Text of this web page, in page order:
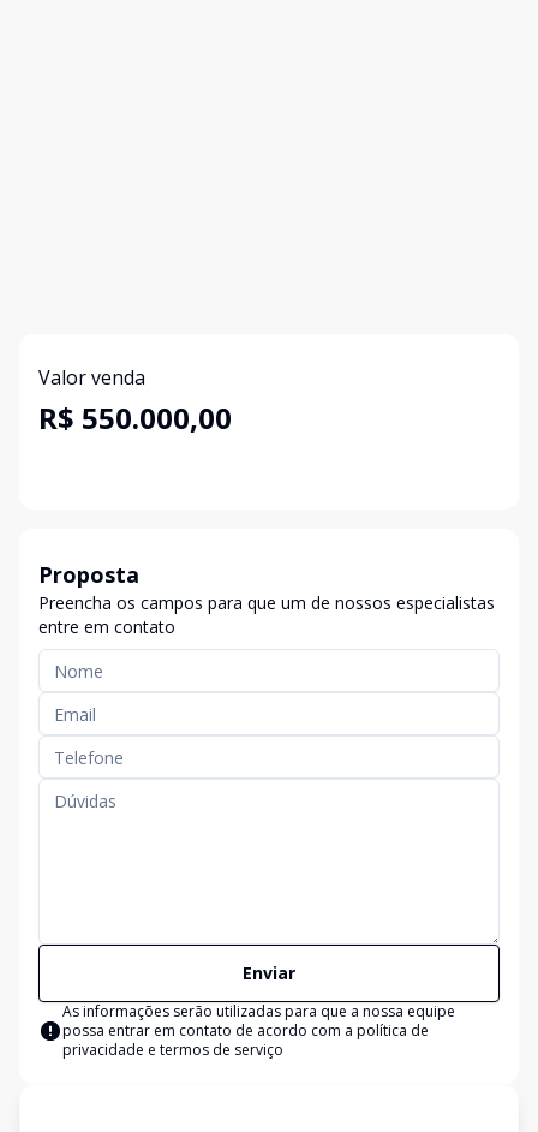
Valor venda
R$ 550.000,00
Proposta
Preencha os campos para que um de nossos especialistas
entre em contato
Enviar
As informações serão utilizadas para que a nossa equipe
possa entrar em contato de acordo com a política de
privacidade e termos de serviço